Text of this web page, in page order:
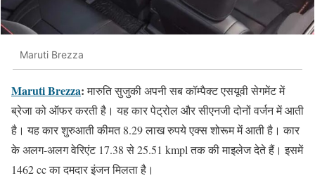
Maruti Brezza
Maruti Brezza:मारुति सुजुकी अपनी सब कॉम्पैक्ट एसयूवी सेगमेंट में
ब्रेजा को ऑफर करती है। यह कार पेट्रोल और सीएनजी दोनों वर्जन में आती
है। यह कार शुरुआती कीमत 8.29 लाख रुपये एक्स शोरूम में आती है। कार
के अलग-अलग वेरिएंट 17.38 से 25.51 kmpl तक की माइलेज देते हैं। इसमें
1462 cc का दमदार इंजन मिलता है।